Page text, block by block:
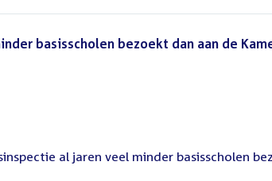
basisscholen bezoekt dan aan de
al jaren veel minder basisscholen